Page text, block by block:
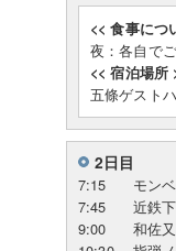
<< 食事につ
夜：各自で
<< 宿泊場所
五條ゲスト
2日目
7:15
モン
7:45
近鉄
9:00
和佐